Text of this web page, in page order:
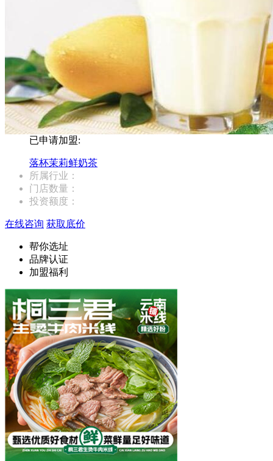
已申请加盟:
落杯茉莉鲜奶茶
所属行业：
门店数量：
投资额度：
在线咨询 获取底价
帮你选址
品牌认证
加盟福利